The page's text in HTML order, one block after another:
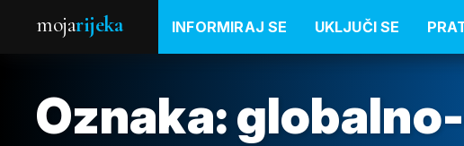
mojarijeka INFORMIRAJ SE UKLJUČI SE
Oznaka: